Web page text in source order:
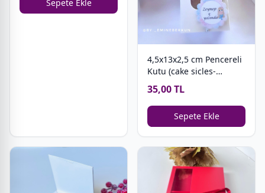
Sepete Ekle
4,5x13x2,5 cm Pencereli
Kutu (cake sicles-
35,00 TL
Sepete Ekle